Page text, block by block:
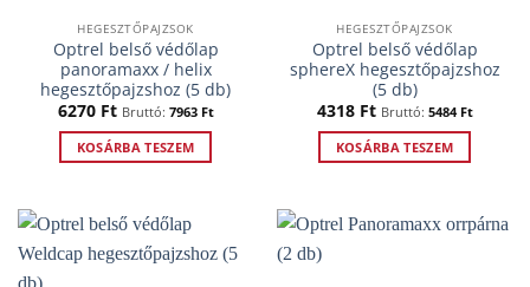
HEGESZTŐPAJZSOK
Optrel belső védőlap
panoramaxx / helix
hegesztőpajzshoz (5 db)
6270 Ft Bruttó: 7963 Ft
KOSÁRBA TESZEM
HEGESZTŐPAJZSOK
Optrel belső védőlap
sphereX hegesztőpajzshoz
(5 db)
4318 Ft Bruttó: 5484 Ft
KOSÁRBA TESZEM